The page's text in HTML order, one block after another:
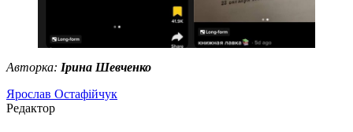
Авторка: Ірина Шевченко
Ярослав Остафійчук
Редактор